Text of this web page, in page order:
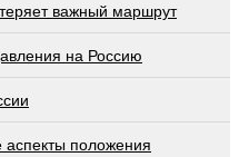
важный маршрут
на Россию
положения